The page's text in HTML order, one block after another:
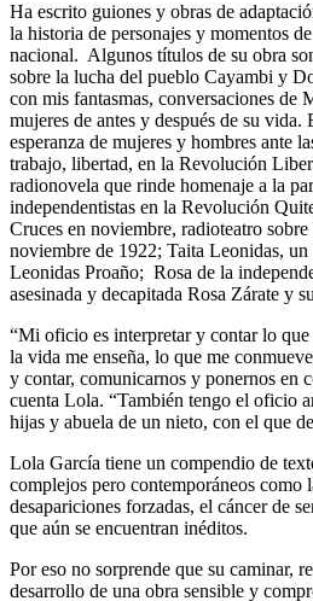
Ha escrito guiones y obras de
la historia de personajes y momentos
nacional. Algunos títulos de su obra
sobre la lucha del pueblo Cayambi y
con mis fantasmas, conversaciones de
mujeres de antes y después de su vida.
esperanza de mujeres y hombres ante
trabajo, libertad, en la Revolución
radionovela que rinde homenaje a la
independentistas en la Revolución
Cruces en noviembre, radioteatro
noviembre de 1922; Taita Leonidas,
Leonidas Proaño; Rosa de la
asesinada y decapitada Rosa Zárate y
“Mi oficio es interpretar y contar lo
la vida me enseña, lo que me
y contar, comunicarnos y ponernos en
cuenta Lola. “También tengo el oficio
hijas y abuela de un nieto, con el que
Lola García tiene un compendio de
complejos pero contemporáneos como
desapariciones forzadas, el cáncer de
que aún se encuentran inéditos.
Por eso no sorprende que su caminar,
desarrollo de una obra sensible y